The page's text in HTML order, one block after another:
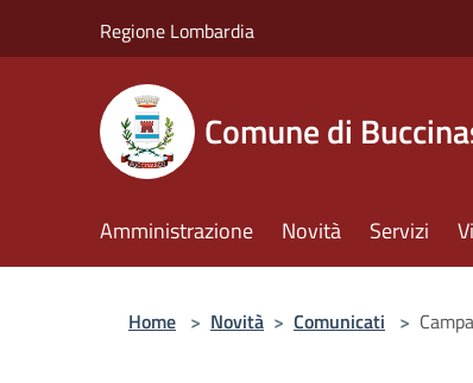
Regione Lombardia
Comune di
Amministrazione Novità Servizi
Home > Novità > Comunicati >